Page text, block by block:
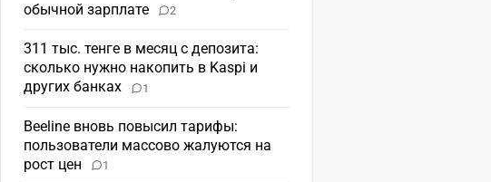
обычной зарплате
2
311 тыс. тенге в месяц с депозита:
сколько нужно накопить в Kaspi и
других банках
1
Beeline вновь повысил тарифы:
пользователи массово жалуются на
рост цен
1